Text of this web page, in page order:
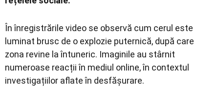
În înregistrările video se observă cum cerul este
luminat brusc de o explozie puternică, după care
zona revine la întuneric. Imaginile au stârnit
numeroase reacții în mediul online, în contextul
investigațiilor aflate în desfășurare.